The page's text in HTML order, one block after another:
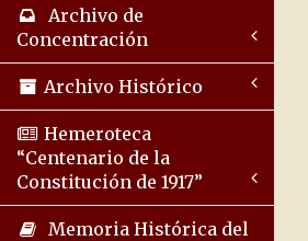
Archivo de
Concentración
Archivo Histórico
Hemeroteca
“Centenario de la
Constitución de 1917”
Memoria Histórica del